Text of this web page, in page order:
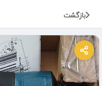
بازگشت